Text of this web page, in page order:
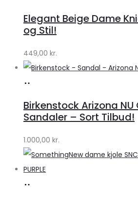
Klædeskabet.dk
Elegant Beige Dame
og Stil!
449,00 kr.
Lykke
Lykke
Birkenstock Arizona NU
Sandaler – Sort Tilbud!
1.000,00 kr.